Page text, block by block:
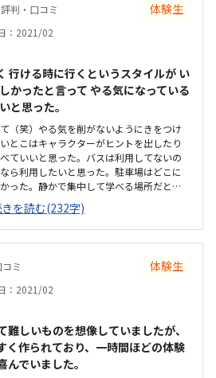
下さり、同じ質問をしても嫌な顔せず教
褒めてくれる。子供も楽しい時間だった
な顔をしないのはとても印象が良かった
判・口コミ 体験生
：2021/02
行ける時に行くというスタイルが い
かったと言って やる気になっている
と思った。
（笑）やる気を削がないようにきをつけ
とこはキャラクターがヒントを出したり
ていいと思った。バスは利用してないの
ら利用したいと思った。駐車場はどこに
った。静かで集中して学べる場所だと思
人で頑張れそうな感じだと思った。少し
った。通う回数を増やしたり出来る（料
た。
を読む(232字)
ミ 体験生
：2021/02
難しいものを想像していましたが、
く作られており、一時間ほどの体験
でいました。